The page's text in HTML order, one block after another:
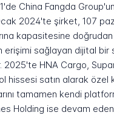
China Fangda
2024'te şirket, 107
kapasitesine
sağlayan dijital bir
2025'te HNA Cargo,
hissesi satın alarak özel
tamamen kendi
Holding ise devam